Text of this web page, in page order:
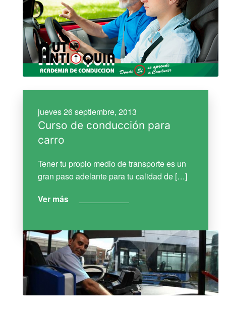
jueves 26 septiembre, 2013
Curso de conducción para
carro
Tener tu propio medio de transporte es un
gran paso adelante para tu calidad de […]
Ver más